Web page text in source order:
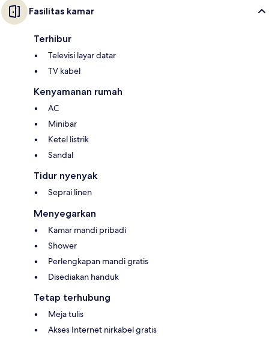
Fasilitas kamar
Terhibur
Televisi layar datar
TV kabel
Kenyamanan rumah
AC
Minibar
Ketel listrik
Sandal
Tidur nyenyak
Seprai linen
Menyegarkan
Kamar mandi pribadi
Shower
Perlengkapan mandi gratis
Disediakan handuk
Tetap terhubung
Meja tulis
Akses Internet nirkabel gratis